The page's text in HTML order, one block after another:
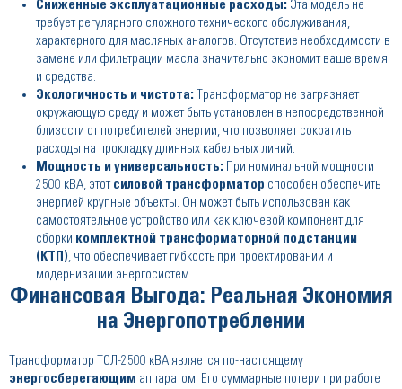
Сниженные эксплуатационные расходы: Эта модель не
требует регулярного сложного технического обслуживания,
характерного для масляных аналогов. Отсутствие необходимости в
замене или фильтрации масла значительно экономит ваше время
и средства.
Экологичность и чистота: Трансформатор не загрязняет
окружающую среду и может быть установлен в непосредственной
близости от потребителей энергии, что позволяет сократить
расходы на прокладку длинных кабельных линий.
Мощность и универсальность: При номинальной мощности
2500 кВА, этот силовой трансформатор способен обеспечить
энергией крупные объекты. Он может быть использован как
самостоятельное устройство или как ключевой компонент для
сборки комплектной трансформаторной подстанции
(КТП), что обеспечивает гибкость при проектировании и
модернизации энергосистем.
Финансовая Выгода: Реальная Экономия
на Энергопотреблении
Трансформатор ТСЛ-2500 кВА является по-настоящему
энергосберегающим аппаратом. Его суммарные потери при работе